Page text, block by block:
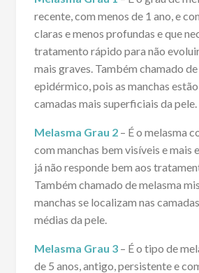
recente, com menos de 1 ano, e
claras e menos profundas e que
tratamento rápido para não
mais graves. Também chamado
epidérmico, pois as manchas
camadas mais superficiais da pele.
Melasma Grau 2– É o melasma
com manchas bem visíveis e mais
já não responde bem aos
Também chamado de melasma
manchas se localizam nas
médias da pele.
Melasma Grau 3– É o tipo de
de 5 anos, antigo, persistente e